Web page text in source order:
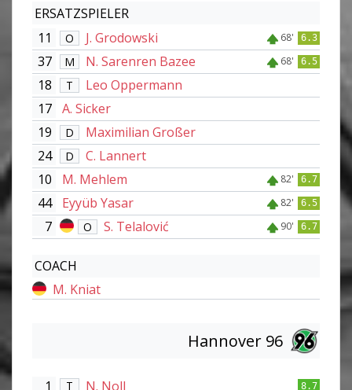
ERSATZSPIELER
11
O J. Grodowski 68' 6.3
37 M N. Sarenren Bazee 68' 6.5
18 T
Leo Oppermann
17 A. Sicker
19
D
Maximilian Großer
24
D
C. Lannert
10
M. Mehlem 82' 6.7
44 Eyyüb Yasar 82' 6.5
7 O S. Telalović 90' 6.7
COACH
M. Kniat
Hannover 96
1 T N. Noll 8.7